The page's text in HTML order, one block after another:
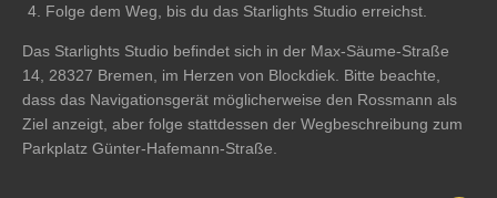
Folge dem Weg, bis du das Starlights Studio erreichst.
Das Starlights Studio befindet sich in der Max-Säume-Straße
14, 28327 Bremen, im Herzen von Blockdiek. Bitte beachte,
dass das Navigationsgerät möglicherweise den Rossmann als
Ziel anzeigt, aber folge stattdessen der Wegbeschreibung zum
Parkplatz Günter-Hafemann-Straße.